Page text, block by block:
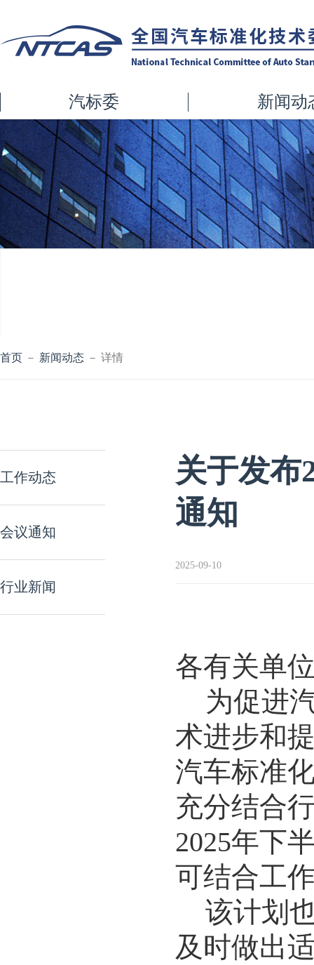
汽标委 新闻动
首页 － 新闻动态 － 详情
工作动态
会议通知
行业新闻
关于发布
通知
2025-09-10
各有关单
为促进
术进步和
汽车标准
充分结合
2025年下
可结合工
该计划
及时做出